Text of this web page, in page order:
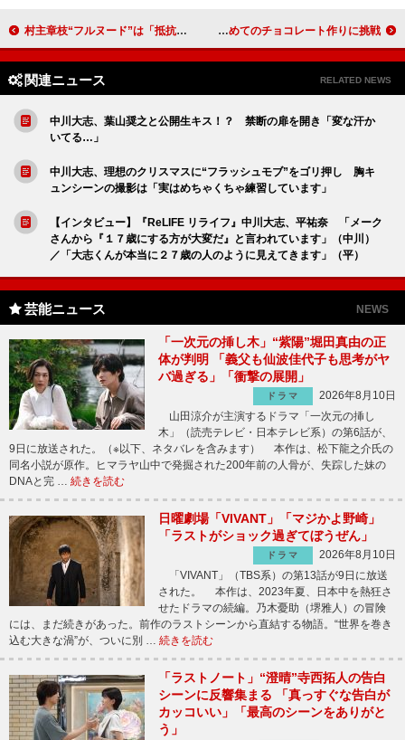
村主章枝“フルヌード”は「抵抗なかった」 「最初から脱ぐ企画ではなかった」 羽生結弦「“テンパ”っています。かなり…」 初めてのチョコレート作りに挑戦
関連ニュース RELATED NEWS
中川大志、葉山奨之と公開生キス！？ 禁断の扉を開き「変な汗か
いてる…」
中川大志、理想のクリスマスに“フラッシュモブ”をゴリ押し 胸キ
ュンシーンの撮影は「実はめちゃくちゃ練習しています」
【インタビュー】『ReLIFE リライフ』中川大志、平祐奈 「メーク
さんから『１７歳にする方が大変だ』と言われています」（中川）
／「大志くんが本当に２７歳の人のように見えてきます」（平）
芸能ニュース NEWS
「一次元の挿し木」“紫陽”堀田真由の正
体が判明 「義父も仙波佳代子も思考がヤ
バ過ぎる」「衝撃の展開」
ドラマ
2026年8月10日
山田涼介が主演するドラマ「一次元の挿し
木」（読売テレビ・日本テレビ系）の第6話が、
9日に放送された。（※以下、ネタバレを含みます） 本作は、松下龍之介氏の
同名小説が原作。ヒマラヤ山中で発掘された200年前の人骨が、失踪した妹の
DNAと完 … 続きを読む
日曜劇場「VIVANT」「マジかよ野崎」
「ラストがショック過ぎてぼうぜん」
ドラマ
2026年8月10日
「VIVANT」（TBS系）の第13話が9日に放送
された。 本作は、2023年夏、日本中を熱狂さ
せたドラマの続編。乃木憂助（堺雅人）の冒険
には、まだ続きがあった。前作のラストシーンから直結する物語。“世界を巻き
込む大きな渦”が、ついに別 … 続きを読む
「ラストノート」“澄晴”寺西拓人の告白
シーンに反響集まる 「真っすぐな告白が
カッコいい」「最高のシーンをありがと
う」